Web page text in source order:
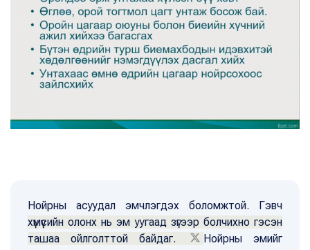
Нойрны асуудал эмчлэгдэх боломжтой. Гэвч
хүмүүсийн олонх нь эм уугаад зүгээр болчихно гэсэн
ташаа ойлголттой байдаг.
Нойрны эмийг